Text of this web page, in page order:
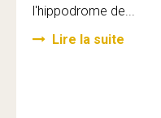
l'hippodrome de...
Lire la suite